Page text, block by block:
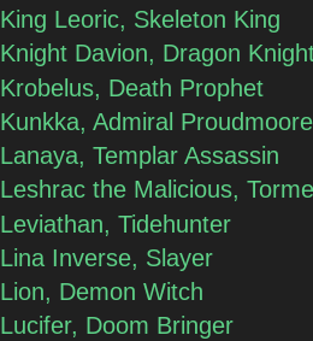
King Leoric, Skeleton King
Knight Davion, Dragon
Krobelus, Death Prophet
Kunkka, Admiral Proudmoore
Lanaya, Templar Assassin
Leshrac the Malicious,
Leviathan, Tidehunter
Lina Inverse, Slayer
Lion, Demon Witch
Lucifer, Doom Bringer